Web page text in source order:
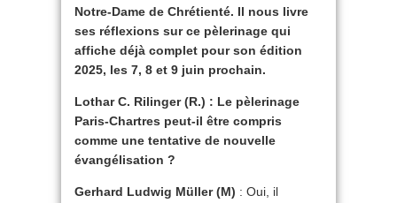
Notre-Dame de Chrétienté. Il nous livre
ses réflexions sur ce pèlerinage qui
affiche déjà complet pour son édition
2025, les 7, 8 et 9 juin prochain.
Lothar C. Rilinger (R.) : Le pèlerinage
Paris-Chartres peut-il être compris
comme une tentative de nouvelle
évangélisation ?
Gerhard Ludwig Müller (M) : Oui, il